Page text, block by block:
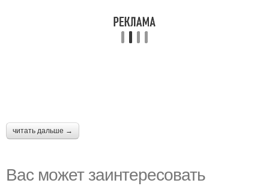
читать дальше →
Вас может заинтересовать